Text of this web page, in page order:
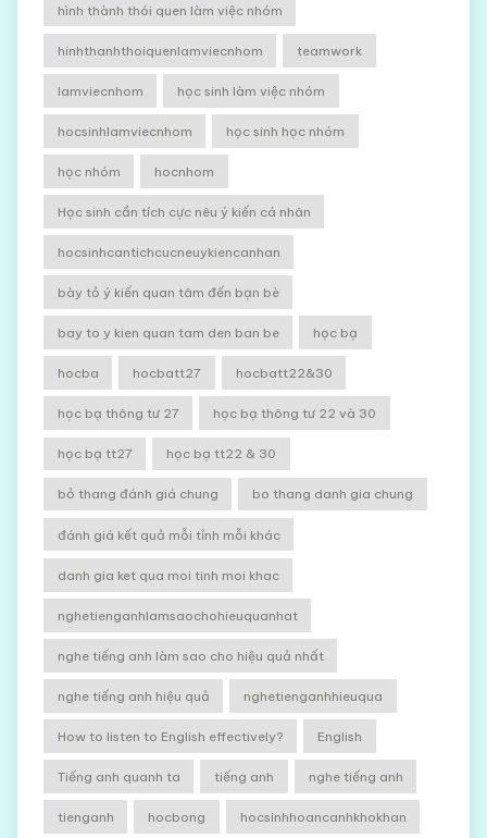
hình thành thói quen làm việc nhóm
hinhthanhthoiquenlamviecnhom teamwork
lamviecnhom học sinh làm việc nhóm
hocsinhlamviecnhom học sinh học nhóm
học nhóm hocnhom
Học sinh cần tích cực nêu ý kiến cá nhân
hocsinhcantichcucneuykiencanhan
bày tỏ ý kiến quan tâm đến bạn bè
bay to y kien quan tam den ban be học bạ
hocba hocbatt27 hocbatt22&30
học bạ thông tư 27 học bạ thông tư 22 và 30
học bạ tt27 học bạ tt22 & 30
bỏ thang đánh giá chung bo thang danh gia chung
đánh giá kết quả mỗi tỉnh mỗi khác
danh gia ket qua moi tinh moi khac
nghetienganhlamsaochohieuquanhat
nghe tiếng anh làm sao cho hiệu quả nhất
nghe tiếng anh hiệu quả nghetienganhhieuqua
How to listen to English effectively? English
Tiếng anh quanh ta tiếng anh nghe tiếng anh
tienganh hocbong hocsinhhoancanhkhokhan